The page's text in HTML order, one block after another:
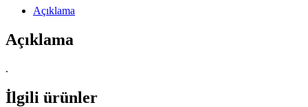
Açıklama
Açıklama
.
İlgili ürünler